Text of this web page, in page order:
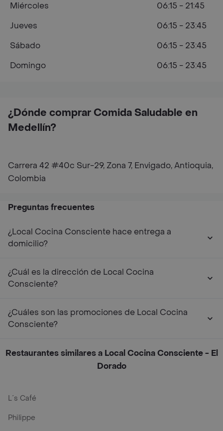
¿Dónde comprar Comida Saludable en
Medellín?
Carrera 42 #40c Sur-29, Zona 7, Envigado, Antioquia,
Colombia
Miércoles
06:15 - 21:45
Jueves
06:15 - 23:45
Sábado
06:15 - 23:45
Domingo
06:15 - 23:45
Preguntas frecuentes
¿Local Cocina Consciente hace entrega a
domicilio?
¿Cuál es la dirección de Local Cocina
Consciente?
¿Cuáles son las promociones de Local Cocina
Consciente?
Restaurantes similares a Local Cocina Consciente - El
Dorado
L´s Café
Philippe